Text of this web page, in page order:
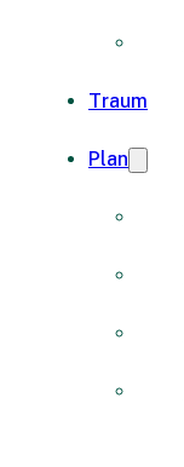
Traum
Plan